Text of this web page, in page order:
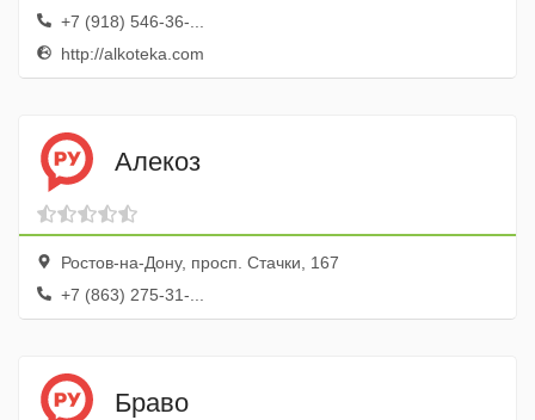
+7 (918) 546-36-...
http://alkoteka.com
Алекоз
Ростов-на-Дону, просп. Стачки, 167
+7 (863) 275-31-...
Браво